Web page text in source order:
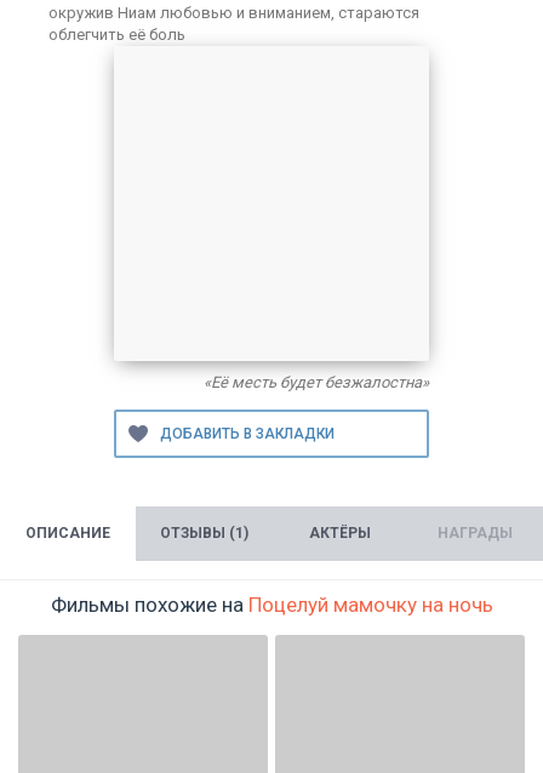
окружив Ниам любовью и вниманием, стараются
облегчить её боль
«Её месть будет безжалостна»
ОПИСАНИЕ ОТЗЫВЫ (1) АКТЁРЫ НАГРАДЫ
Фильмы похожие на Поцелуй мамочку на ночь